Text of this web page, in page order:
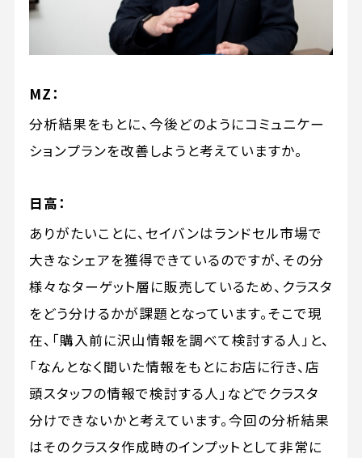
MZ：
分析結果をもとに、今後どのようにコミュニケー
ションプランを改善しようと考えていますか。
日高：
ありがたいことに、セイバンはランドセル市場で
大きなシェアを獲得できているのですが、その分
様々なターゲット層に販売しているため、クラスタ
をどう分けるかが課題となっています。そこで現
在、「購入前に沢山情報を調べて検討する人」と、
「なんとなく聞いた情報をもとにお店に行き、店
頭スタッフの情報で検討する人」などでクラスタ
分けできないかと考えています。今回の分析結果
はそのクラスタ作成時のインプットとして非常に